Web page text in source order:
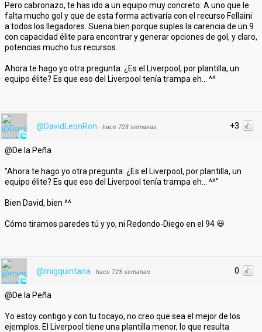
Pero cabronazo, te has ido a un equipo muy concreto: A uno que le
falta mucho gol y que de esta forma activaría con el recurso Fellaini
a todos los llegadores. Suena bien porque suples la carencia de un 9
con capacidad élite para encontrar y generar opciones de gol, y claro,
potencias mucho tus recursos.
Ahora te hago yo otra pregunta: ¿Es el Liverpool, por plantilla, un
equipo élite? Es que eso del Liverpool tenía trampa eh... ^^
+3
@DavidLeonRon · hace 723 semanas
@De la Peña
"Ahora te hago yo otra pregunta: ¿Es el Liverpool, por plantilla, un
equipo élite? Es que eso del Liverpool tenía trampa eh... ^^"
Bien David, bien ^^
Cómo tiramos paredes tú y yo, ni Redondo-Diego en el 94
0
@migquintana · hace 723 semanas
@De la Peña
Yo estoy contigo y con tu tocayo, no creo que sea el mejor de los
ejemplos. El Liverpool tiene una plantilla menor, lo que resulta